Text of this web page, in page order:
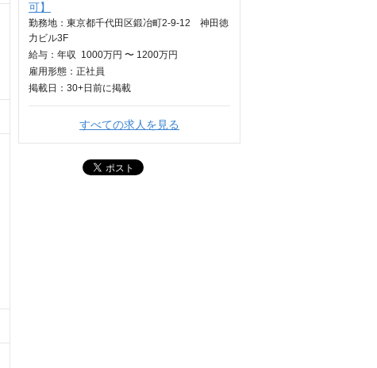
可】
勤務地：東京都千代田区鍛冶町2-9-12 神田徳
力ビル3F
給与： 年収 1000万円 〜 1200万円
雇用形態：正社員
掲載日： 30+日 前に掲載
すべての求人を見る